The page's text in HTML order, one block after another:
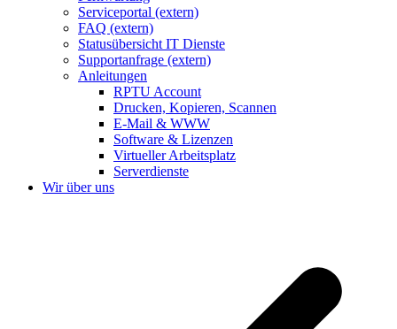
Serviceportal (extern)
FAQ (extern)
Statusübersicht IT Dienste
Supportanfrage (extern)
Anleitungen
RPTU Account
Drucken, Kopieren, Scannen
E-Mail & WWW
Software & Lizenzen
Virtueller Arbeitsplatz
Serverdienste
Wir über uns